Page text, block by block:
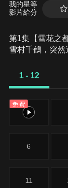
我的星等
影片給分
第1集【雪花之
雪村千鶴，突
司、齋藤一與土
1 - 12
免費
1
6
11